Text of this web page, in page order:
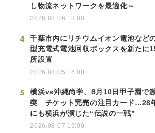
し物流ネットワークを最適化～
2026.08.06 13:00
4
千葉市内にリチウムイオン電池など
型充電式電池回収ボックスを新たに
所設置
2026.08.05 16:00
5
横浜vs沖縄尚学、8月10日甲子園で
突 チケット完売の注目カード…28
にも横浜が演じた“伝説の一戦”
2026.08.07 19:00